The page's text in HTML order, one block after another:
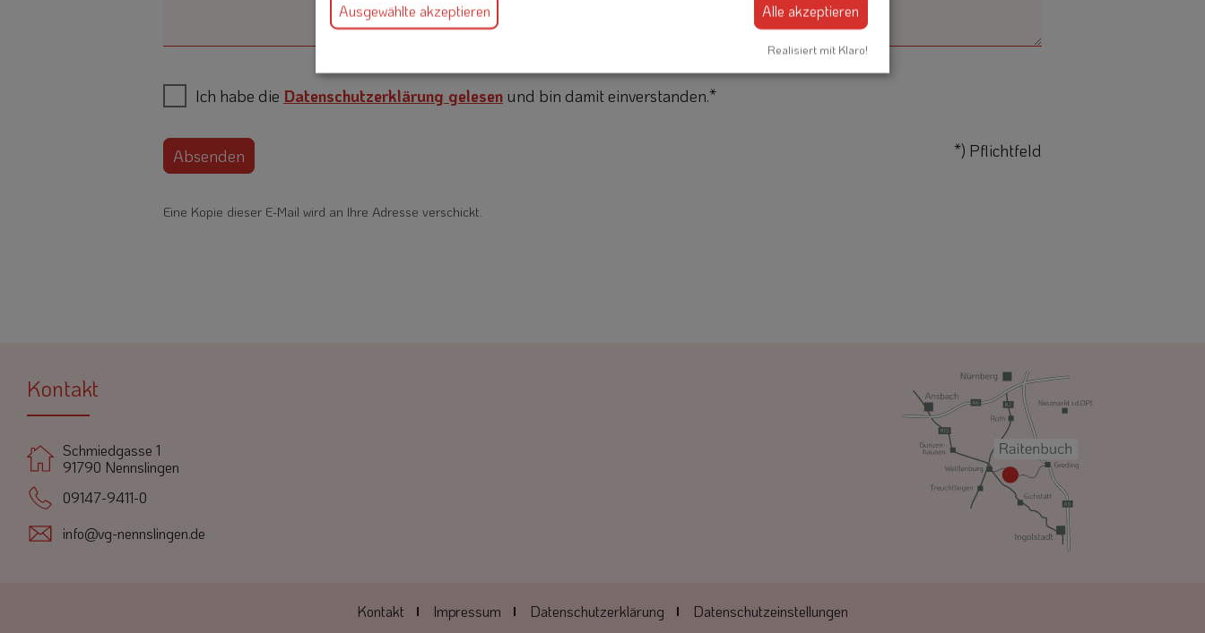
Ich habe die Datenschutzerklärung gelesen und bin damit einverstanden.*
Absenden *) Pflichtfeld
Eine Kopie dieser E-Mail wird an Ihre Adresse verschickt.
Kontakt
Schmiedgasse 1
91790 Nennslingen
09147-9411-0
info@vg-nennslingen.de
Kontakt Impressum Datenschutzerklärung Datenschutzeinstellungen
Ausgewählte akzeptieren Alle akzeptieren
Realisiert mit Klaro!